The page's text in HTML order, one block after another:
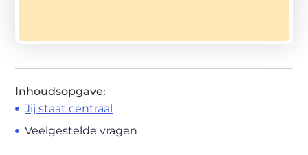
Inhoudsopgave:
Jij staat centraal
Veelgestelde vragen